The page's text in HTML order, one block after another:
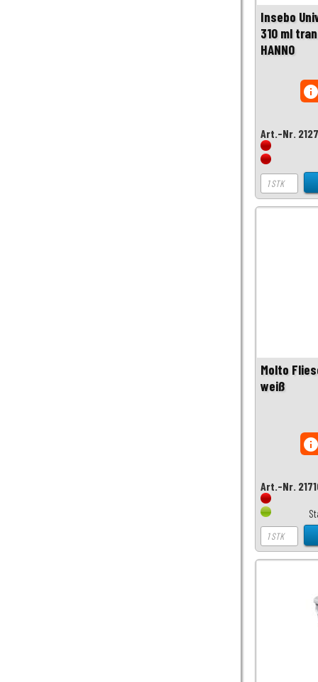
Insebo
310 ml
HANNO
Art.-Nr.
Molto
weiß
Art.-Nr.